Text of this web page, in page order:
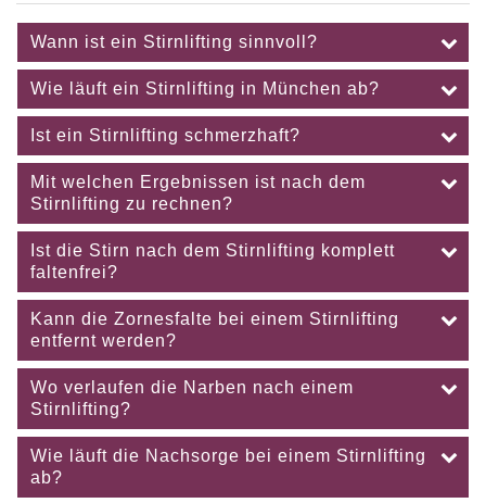
Wann ist ein Stirnlifting sinnvoll?
Wie läuft ein Stirnlifting in München ab?
Ist ein Stirnlifting schmerzhaft?
Mit welchen Ergebnissen ist nach dem
Stirnlifting zu rechnen?
Ist die Stirn nach dem Stirnlifting komplett
faltenfrei?
Kann die Zornesfalte bei einem Stirnlifting
entfernt werden?
Wo verlaufen die Narben nach einem
Stirnlifting?
Wie läuft die Nachsorge bei einem Stirnlifting
ab?